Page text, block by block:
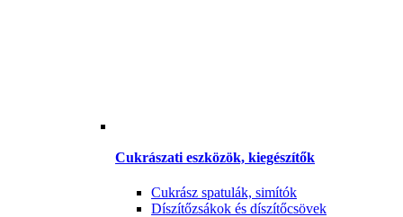
Cukrászati eszközök, kiegészítők
Cukrász spatulák, simítók
Díszítőzsákok és díszítőcsövek